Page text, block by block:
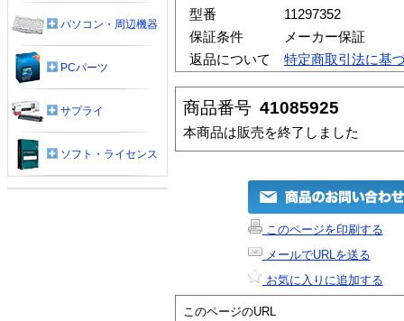
型番
11297352
保証条件
メーカー保証
返品について
特定商取引法に基
商品番号 41085925
本商品は販売を終了しました
このページを印刷する
メールでURLを送る
お気に入りに追加する
このページのURL
パソコン・周辺機器
PCパーツ
サプライ
ソフト・ライセンス